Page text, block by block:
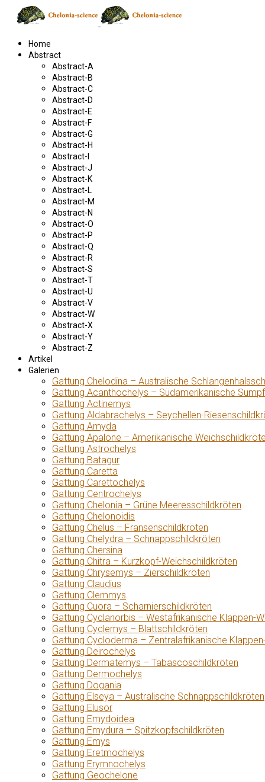
Home
Abstract
Abstract-A
Abstract-B
Abstract-C
Abstract-D
Abstract-E
Abstract-F
Abstract-G
Abstract-H
Abstract-I
Abstract-J
Abstract-K
Abstract-L
Abstract-M
Abstract-N
Abstract-O
Abstract-P
Abstract-Q
Abstract-R
Abstract-S
Abstract-T
Abstract-U
Abstract-V
Abstract-W
Abstract-X
Abstract-Y
Abstract-Z
Artikel
Galerien
Gattung Chelodina – Australische
Gattung Acanthochelys – Südamerikanische
Gattung Actinemys
Gattung Aldabrachelys – Seychellen-
Gattung Amyda
Gattung Apalone – Amerikanische
Gattung Astrochelys
Gattung Batagur
Gattung Caretta
Gattung Carettochelys
Gattung Centrochelys
Gattung Chelonia – Grüne Meeresschildkröten
Gattung Chelonoidis
Gattung Chelus – Fransenschildkröten
Gattung Chelydra – Schnappschildkröten
Gattung Chersina
Gattung Chitra – Kurzkopf-Weichschildkröten
Gattung Chrysemys – Zierschildkröten
Gattung Claudius
Gattung Clemmys
Gattung Cuora – Scharnierschildkröten
Gattung Cyclanorbis – Westafrikanische Klappen-
Gattung Cyclemys – Blattschildkröten
Gattung Cycloderma – Zentralafrikanische
Gattung Deirochelys
Gattung Dermatemys – Tabascoschildkröten
Gattung Dermochelys
Gattung Dogania
Gattung Elseya – Australische Schnappschildkröten
Gattung Elusor
Gattung Emydoidea
Gattung Emydura – Spitzkopfschildkröten
Gattung Emys
Gattung Eretmochelys
Gattung Erymnochelys
Gattung Geochelone